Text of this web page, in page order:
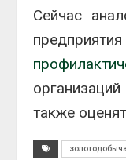
Сейчас
также
золотодобыча